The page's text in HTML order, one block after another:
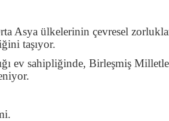
Asya ülkelerinin çevresel
taşıyor.
ev sahipliğinde, Birleşmiş